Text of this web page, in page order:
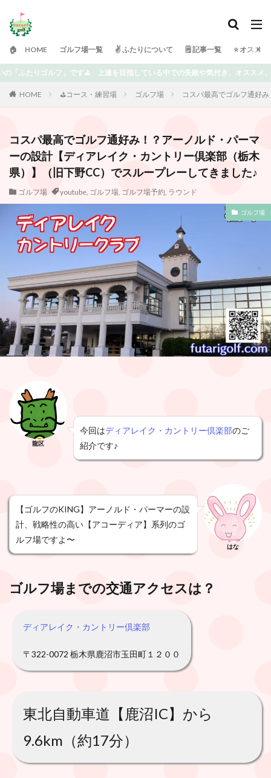
🏠 HOME ゴルフ場一覧 ✌️ ふたりについて 🗒 記事一覧 ⭐️ オスス
失敗や気付き、オススメ、楽しめる情報を書いていきます⭐️ どうぞよろしく
HOME ⛳️コース・練習場 ゴルフ場 コスパ最高でゴルフ通好
コスパ最高でゴルフ通好み！？アーノルド・パーマ
ーの設計【ディアレイク・カントリー倶楽部（栃木
県）】（旧下野CC）でスループレーしてきました♪
ゴルフ場 youtube, ゴルフ場, ゴルフ場予約, ラウンド
ゴルフ場
龍区
今回はディアレイク・カントリー倶楽部のご
紹介です♪
【ゴルフのKING】アーノルド・パーマーの設
計、戦略性の高い【アコーディア】系列のゴ
ルフ場ですよ〜
はな
ゴルフ場までの交通アクセスは？
ディアレイク・カントリー倶楽部
〒322-0072 栃木県鹿沼市玉田町１２００
東北自動車道【鹿沼IC】から
9.6km（約17分）